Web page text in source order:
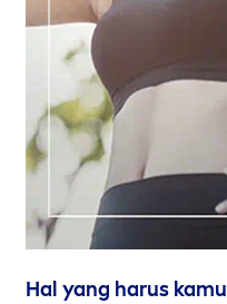
Hal yang harus